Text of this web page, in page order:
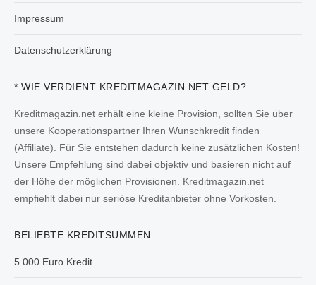
Impressum
Datenschutzerklärung
* WIE VERDIENT KREDITMAGAZIN.NET GELD?
Kreditmagazin.net erhält eine kleine Provision, sollten Sie über
unsere Kooperationspartner Ihren Wunschkredit finden
(Affiliate). Für Sie entstehen dadurch keine zusätzlichen Kosten!
Unsere Empfehlung sind dabei objektiv und basieren nicht auf
der Höhe der möglichen Provisionen. Kreditmagazin.net
empfiehlt dabei nur seriöse Kreditanbieter ohne Vorkosten.
BELIEBTE KREDITSUMMEN
5.000 Euro Kredit